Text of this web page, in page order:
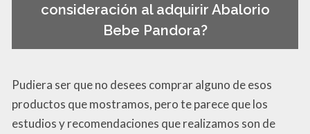
consideración al adquirir Abalorio
Bebe Pandora?
Pudiera ser que no desees comprar alguno de esos
productos que mostramos, pero te parece que los
estudios y recomendaciones que realizamos son de